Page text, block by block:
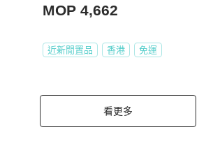
MOP 4,662
近新閒置品 香港 免運
看更多